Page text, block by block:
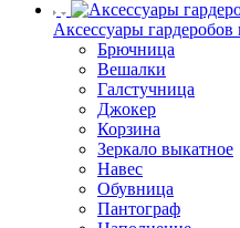
Аксессуары
Брючница
Вешалки
Галстучница
Джокер
Корзина
Зеркало выкатное
Навес
Обувница
Пантограф